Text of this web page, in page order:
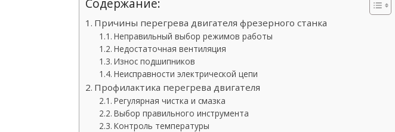
Содержание:
Причины перегрева двигателя фрезерного станка
Неправильный выбор режимов работы
Недостаточная вентиляция
Износ подшипников
Неисправности электрической цепи
Профилактика перегрева двигателя
Регулярная чистка и смазка
Выбор правильного инструмента
Контроль температуры